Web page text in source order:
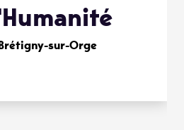
sur-Orge